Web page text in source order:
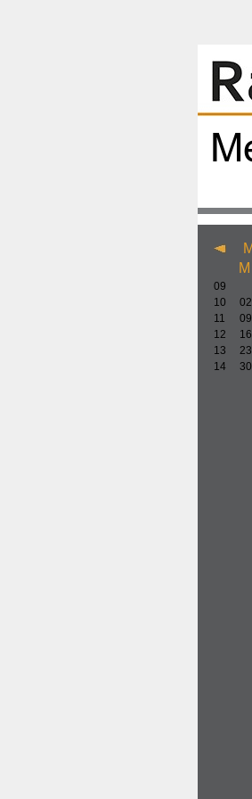
M
09
10
02
11
09
12
16
13
23
14
30